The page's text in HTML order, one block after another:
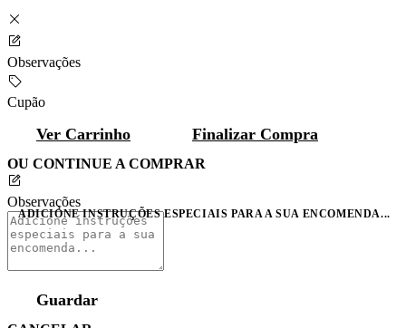
Observações
Cupão
Ver Carrinho Finalizar Compra
OU CONTINUE A COMPRAR
Observações
ADICIONE INSTRUÇÕES ESPECIAIS PARA A SUA ENCOMENDA...
Guardar